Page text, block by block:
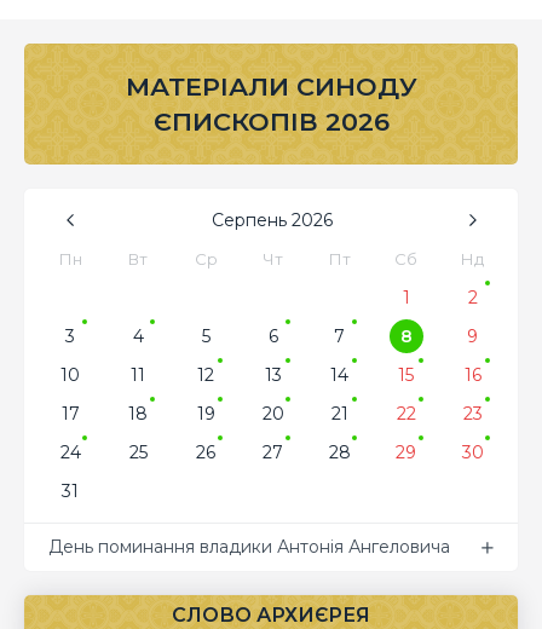
МАТЕРІАЛИ СИНОДУ
ЄПИСКОПІВ 2026
Серпень 2026
Пн Вт Ср Чт Пт Сб Нд
1
2
3
4 5 6 7 8
9
10
11 12 13 14 15
16
17
18 19 20 21 22
23
24
25 26 27 28 29
30
31
День поминання владики Антонія Ангеловича
СЛОВО АРХИЄРЕЯ